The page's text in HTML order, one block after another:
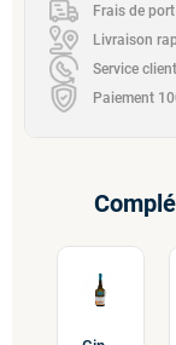
Frais de
Livraison
Service
Paiement